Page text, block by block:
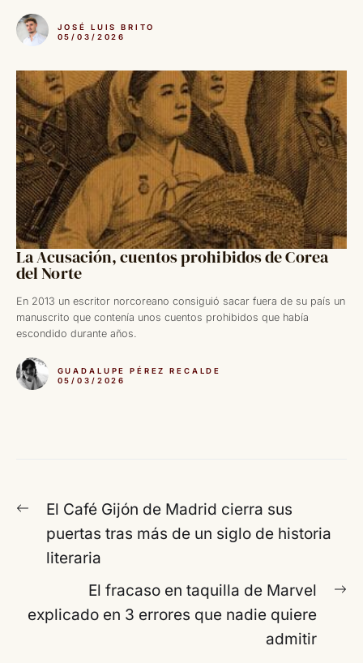
JOSÉ LUIS BRITO
05/03/2026
La Acusación, cuentos prohibidos de Corea
del Norte
En 2013 un escritor norcoreano consiguió sacar fuera de su país un
manuscrito que contenía unos cuentos prohibidos que había
escondido durante años.
GUADALUPE PÉREZ RECALDE
05/03/2026
Navegación
entradas
Entrada
anterior:
El Café Gijón de Madrid cierra sus
puertas tras más de un siglo de historia
literaria
El fracaso en taquilla de Marvel
explicado en 3 errores que nadie quiere
admitir